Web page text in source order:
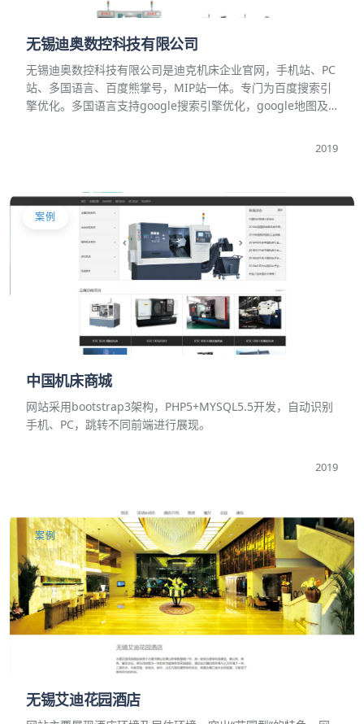
无锡迪奥数控科技有限公司
无锡迪奥数控科技有限公司是迪克机床企业官网，手机站、PC
站、多国语言、百度熊掌号，MIP站​一体。专门为百度搜索引
擎优化。多国语言支持google搜索引擎优化，google地图及
2019
案例
中国机床商城
网站采用bootstrap3架构，PHP5+MYSQL5.5开发，自动识别
手机、PC，跳转不同前端进行展现。
2019
案例
无锡艾迪花园酒店